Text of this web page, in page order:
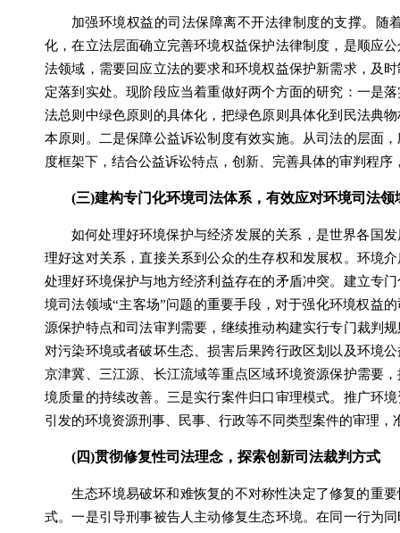
加强环境权益的司法保障离不开法律制度的支撑。随
化，在立法层面确立完善环境权益保护法律制度，是顺应
法领域，需要回应立法的要求和环境权益保护新需求，及
定落到实处。现阶段应当着重做好两个方面的研究：一是
法总则中绿色原则的具体化，把绿色原则具体化到民法典
本原则。二是保障公益诉讼制度有效实施。从司法的层面
度框架下，结合公益诉讼特点，创新、完善具体的审判程
(三)建构专门化环境司法体系，有效应对环境司法领
如何处理好环境保护与经济发展的关系，是世界各国
理好这对关系，直接关系到公众的生存权和发展权。环境
处理好环境保护与地方经济利益存在的矛盾冲突。建立专
境司法领域“主客场”问题的重要手段，对于强化环境权益
源保护特点和司法审判需要，继续推动构建实行专门裁判
对污染环境或者破坏生态、损害后果跨行政区划以及环境
京津冀、三江源、长江流域等重点区域环境资源保护需要
境质量的持续改善。三是实行案件归口审理模式。推广环
引发的环境资源刑事、民事、行政等不同类型案件的审理
(四)贯彻修复性司法理念，探索创新司法裁判方式
生态环境易破坏和难恢复的不对称性决定了修复的重
式。一是引导刑事被告人主动修复生态环境。在同一行为